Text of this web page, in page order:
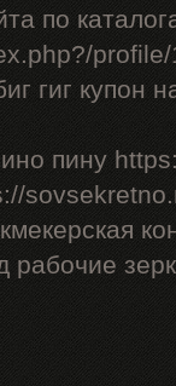
по
гиг купон
пину
рабочие